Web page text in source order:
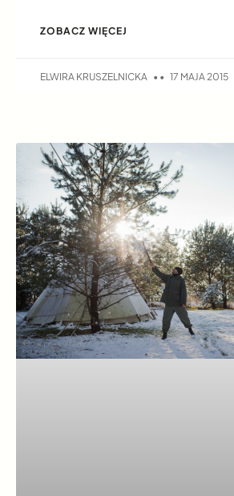
ZOBACZ WIĘCEJ
ELWIRA KRUSZELNICKA 17 MAJA 2015